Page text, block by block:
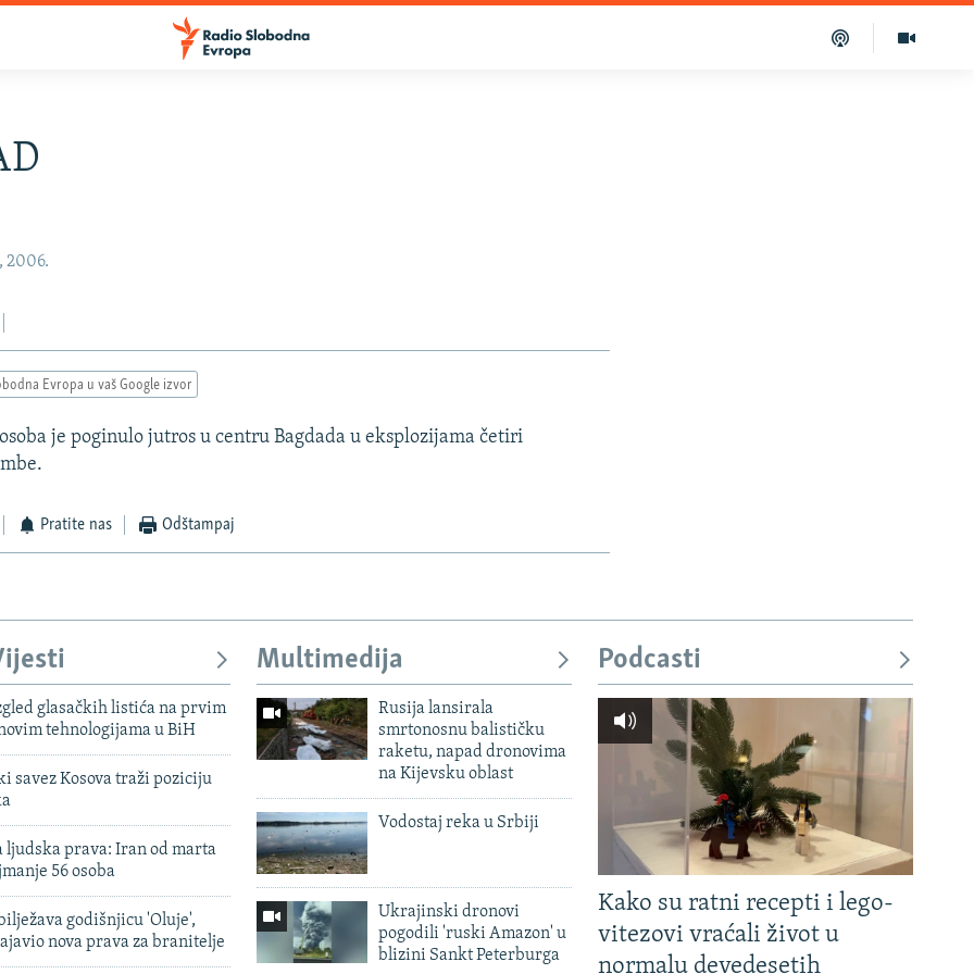
2006.
Evropa u vaš Google izvor
je poginulo jutros u centru Bagdada u eksplozijama četiri
Pratite nas Odštampaj
glasačkih listića na prvim
tehnologijama u BiH
savez Kosova traži poziciju
ljudska prava: Iran od marta
56 osoba
godišnjicu 'Oluje',
nova prava za branitelje
Multimedija
Rusija lansirala
smrtonosnu balističku
raketu, napad dronovima
na Kijevsku oblast
Vodostaj reka u Srbiji
Ukrajinski dronovi
pogodili 'ruski Amazon' u
blizini Sankt Peterburga
Podcasti
Kako su ratni recepti i lego-
vitezovi vraćali život u
normalu devedesetih